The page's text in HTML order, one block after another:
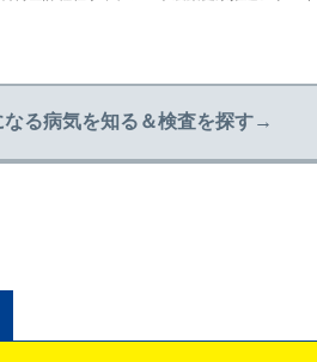
なる病気を知る＆検査を探す→